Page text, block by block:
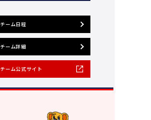
チーム日程
チーム詳細
チーム公式サイト